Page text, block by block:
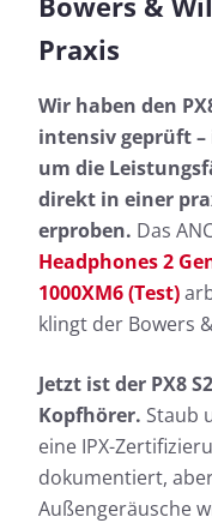
Praxis
Wir haben den
intensiv geprüft –
um die
direkt in einer
erproben. Das
Headphones 2
1000XM6 (Test)
klingt der Bowers
Jetzt ist der PX8
Kopfhörer. Staub
eine IPX-
dokumentiert,
Außengeräusche